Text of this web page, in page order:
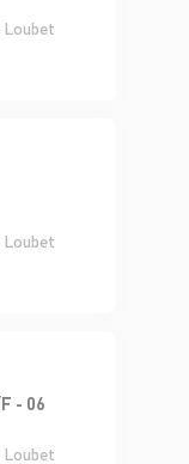
Loubet
Loubet
- 06
Loubet